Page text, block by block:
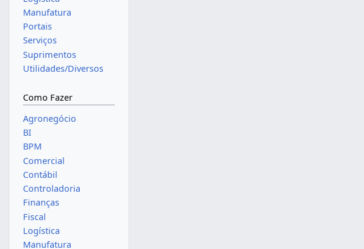
Manufatura
Portais
Serviços
Suprimentos
Utilidades/Diversos
Como Fazer
Agronegócio
BI
BPM
Comercial
Contábil
Controladoria
Finanças
Fiscal
Logística
Manufatura